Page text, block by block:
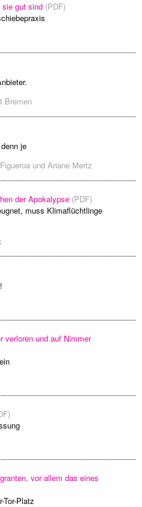
sie gut sind (PDF)
Bremen
je
und Ariane Mertz
der Apokalypse (PDF)
muss Klimaflüchtlinge
verloren und auf Nimmer
vor allem das eines
Tor-Platz